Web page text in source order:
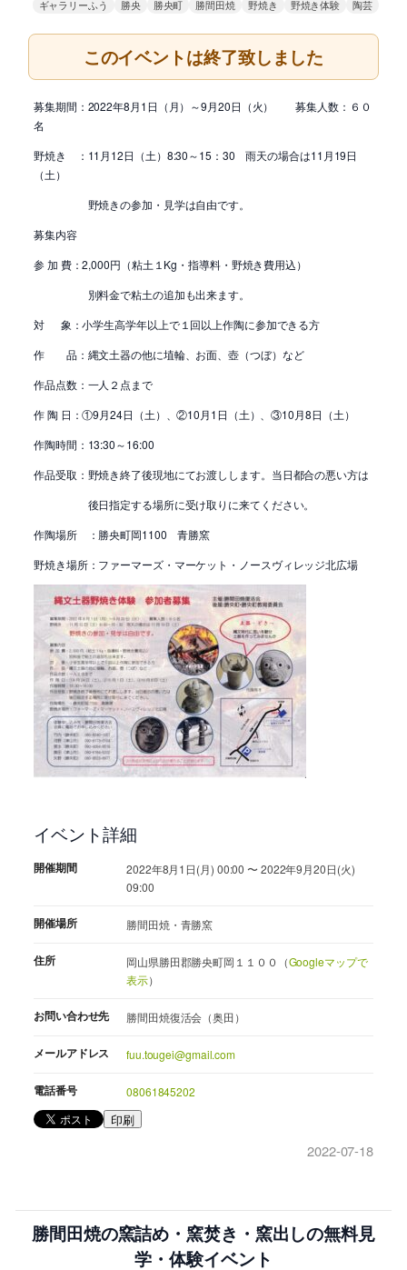
ギャラリーふう 勝央 勝央町 勝間田焼 野焼き 野焼き体験 陶芸
このイベントは終了致しました
募集期間：2022年8月1日（月）～9月20日（火） 募集人数：６０
名
野焼き ：11月12日（土）8:30～15：30 雨天の場合は11月19日
（土）
野焼きの参加・見学は自由です。
募集内容
参 加 費：2,000円（粘土１Kg・指導料・野焼き費用込）
別料金で粘土の追加も出来ます。
対 象：小学生高学年以上で１回以上作陶に参加できる方
作 品：縄文土器の他に埴輪、お面、壺（つぼ）など
作品点数：一人２点まで
作 陶 日：①9月24日（土）、②10月1日（土）、③10月8日（土）
作陶時間：13:30～16:00
作品受取：野焼き終了後現地にてお渡しします。当日都合の悪い方は
後日指定する場所に受け取りに来てください。
作陶場所 ：勝央町岡1100 青勝窯
野焼き場所：ファーマーズ・マーケット・ノースヴィレッジ北広場
イベント詳細
開催期間
2022年8月1日(月) 00:00 〜 2022年9月20日(火)
09:00
開催場所 勝間田焼・青勝窯
住所 岡山県勝田郡勝央町岡１１００（Googleマップで
表示）
お問い合わせ先 勝間田焼復活会（奥田）
メールアドレス fuu.tougei@gmail.com
電話番号 08061845202
印刷
2022-07-18
勝間田焼の窯詰め・窯焚き・窯出しの無料見
学・体験イベント